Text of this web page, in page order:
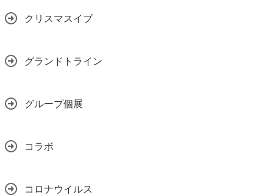
クリスマスイブ
グランドトライン
グループ個展
コラボ
コロナウイルス